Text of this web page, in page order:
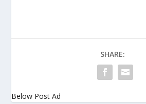
SHARE:
Below Post Ad